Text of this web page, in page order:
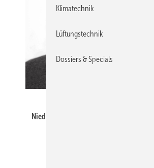
Niederlassungsleiter Michael Hirschbolz.
Klimatechnik
Lüftungstechnik
Dossiers & Specials